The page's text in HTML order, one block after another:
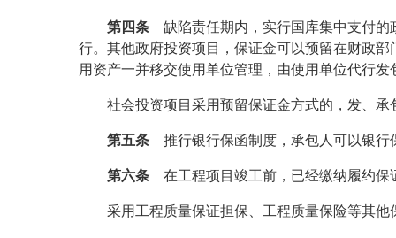
第四条缺陷责任期内，实行国库集中支付的
行。其他政府投资项目，保证金可以预留在财政
用资产一并移交使用单位管理，由使用单位代行发
社会投资项目采用预留保证金方式的，发、
第五条推行银行保函制度，承包人可以银行
第六条在工程项目竣工前，已经缴纳履约保
采用工程质量保证担保、工程质量保险等其